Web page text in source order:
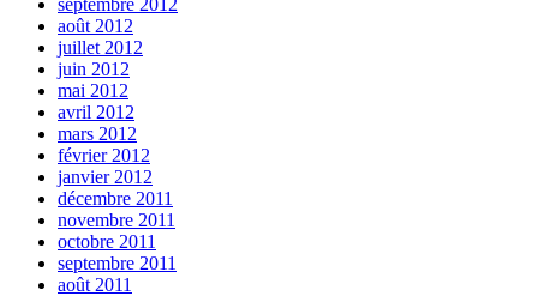
août 2012
juillet 2012
juin 2012
mai 2012
avril 2012
mars 2012
février 2012
janvier 2012
décembre 2011
novembre 2011
octobre 2011
septembre 2011
août 2011